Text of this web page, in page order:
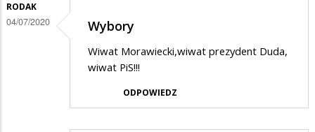
RODAK
04/07/2020 Wybory
Wiwat Morawiecki,wiwat prezydent Duda,
wiwat PiS!!!
ODPOWIEDZ